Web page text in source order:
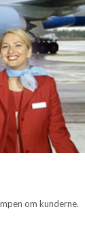
om kunderne.